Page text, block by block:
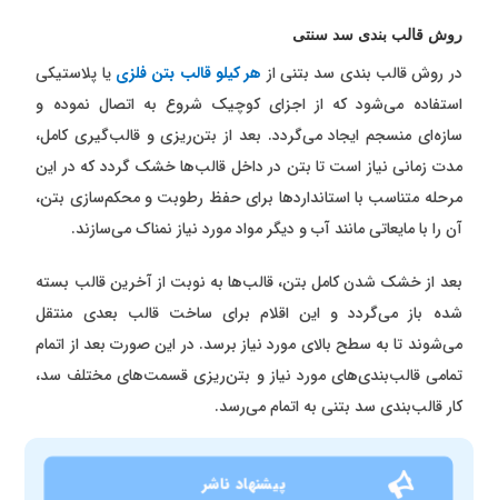
روش قالب بندی سد سنتی
در روش قالب بندی سد بتنی از هر کیلو قالب بتن فلزی یا پلاستیکی
استفاده می‌شود که از اجزای کوچیک شروع به اتصال نموده و
سازه‌ای منسجم ایجاد می‌گردد. بعد از بتن‌ریزی و قالب‌گیری کامل،
مدت زمانی نیاز است تا بتن در داخل قالب‌ها خشک گردد که در این
مرحله متناسب با استاندارد‌ها برای حفظ رطوبت و محکم‌سازی بتن،
آن را با مایعاتی مانند آب و دیگر مواد مورد نیاز نمناک می‌سازند.
بعد از خشک شدن کامل بتن، قالب‌ها به نوبت از آخرین قالب بسته
شده باز می‌گردد و این اقلام برای ساخت قالب بعدی منتقل
می‌شوند تا به سطح بالای مورد نیاز برسد. در این صورت بعد از اتمام
تمامی قالب‌بندی‌های مورد نیاز و بتن‌ریزی قسمت‌های مختلف سد،
کار قالب‌بندی سد بتنی به اتمام می‌رسد.
پیشنهاد ناشر